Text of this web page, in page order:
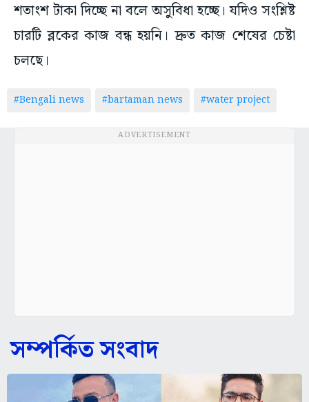
শতাংশ টাকা দিচ্ছে না বলে অসুবিধা হচ্ছে। যদিও সংশ্লিষ্ট
চারটি ব্লকের কাজ বন্ধ হয়নি। দ্রুত কাজ শেষের চেষ্টা
চলছে।
#Bengali news #bartaman news #water project
ADVERTISEMENT
সম্পর্কিত সংবাদ